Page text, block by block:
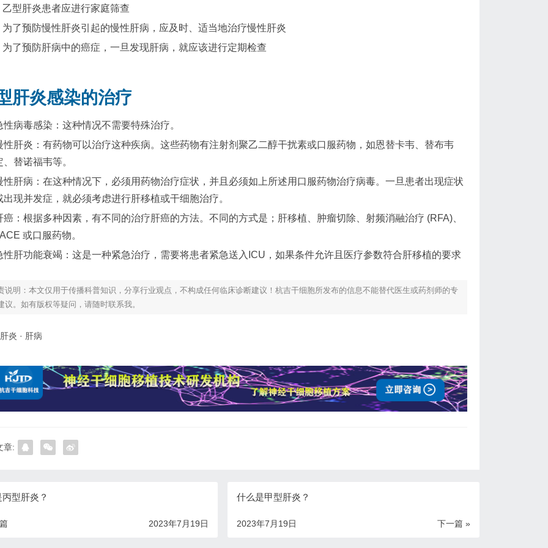
乙型肝炎患者应进行家庭筛查
为了预防慢性肝炎引起的慢性肝病，应及时、适当地治疗慢性肝炎
为了预防肝病中的癌症，一旦发现肝病，就应该进行定期检查
肝炎感染的治疗
性病毒感染：这种情况不需要特殊治疗。
性肝炎：有药物可以治疗这种疾病。这些药物有注射剂聚乙二醇干扰素或口服药物，如恩替卡韦、替布韦
、替诺福韦等。
性肝病：在这种情况下，必须用药物治疗症状，并且必须如上所述用口服药物治疗病毒。一旦患者出现症状
出现并发症，就必须考虑进行肝移植或干细胞治疗。
癌：根据多种因素，有不同的治疗肝癌的方法。不同的方式是；肝移植、肿瘤切除、射频消融治疗 (RFA)、
或口服药物。
性肝功能衰竭：这是一种紧急治疗，需要将患者紧急送入ICU，如果条件允许且医疗参数符合肝移植的要求
说明：本文仅用于传播科普知识，分享行业观点，不构成任何临床诊断建议！杭吉干细胞所发布的信息不能替代医生或药剂师的专
议。如有版权等疑问，请随时联系我。
肝炎 · 肝病
章:
型肝炎？
2023年7月19日
什么是甲型肝炎？
下一篇 »
2023年7月19日